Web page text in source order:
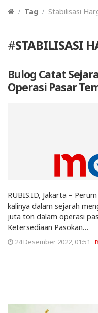
Tag Stabilisasi
#STABILISASI
Bulog Catat
Operasi Pasar
RUBIS.ID, Jakarta –
kalinya dalam sejarah
juta ton dalam operasi
Ketersediaan Pasokan…
24 Desember 2022, 01:51